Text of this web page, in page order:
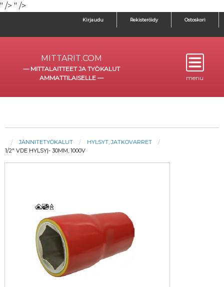
" /> " />
Kirjaudu Rekisteröidy Ostoskori
MITTARIT.COM
— MITTALAITTEET JA TYÖKALUT
AMMATTILAISELLE — menu
JÄNNITETYÖKALUT
HYLSYT, JATKOVARRET
1/2" VDE HYLSY|- 30MM, 1000V